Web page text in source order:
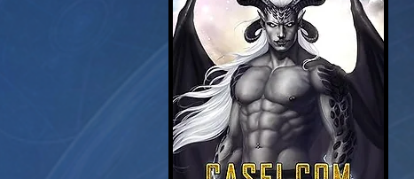
Add a Title